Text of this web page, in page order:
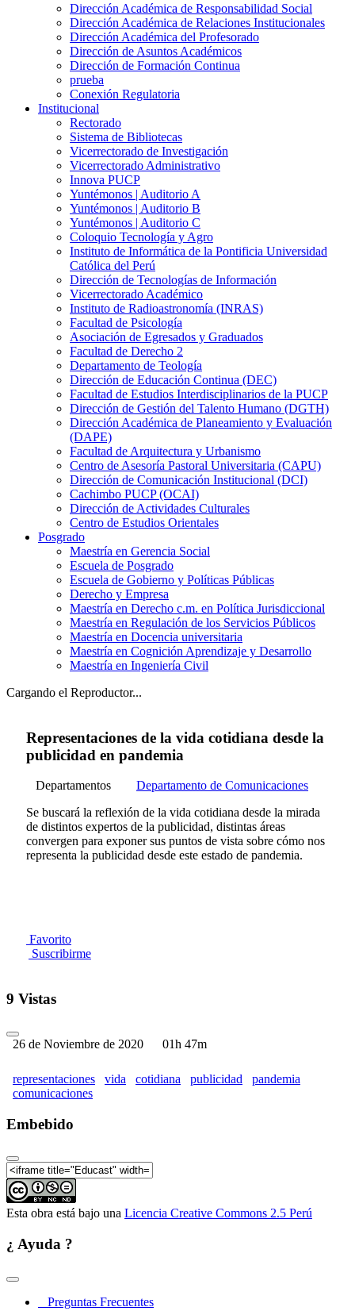
Dirección Académica de Responsabilidad Social
Dirección Académica de Relaciones Institucionales
Dirección Académica del Profesorado
Dirección de Asuntos Académicos
Dirección de Formación Continua
prueba
Conexión Regulatoria
Institucional
Rectorado
Sistema de Bibliotecas
Vicerrectorado de Investigación
Vicerrectorado Administrativo
Innova PUCP
Yuntémonos | Auditorio A
Yuntémonos | Auditorio B
Yuntémonos | Auditorio C
Coloquio Tecnología y Agro
Instituto de Informática de la Pontificia Universidad
Católica del Perú
Dirección de Tecnologías de Información
Vicerrectorado Académico
Instituto de Radioastronomía (INRAS)
Facultad de Psicología
Asociación de Egresados y Graduados
Facultad de Derecho 2
Departamento de Teología
Dirección de Educación Continua (DEC)
Facultad de Estudios Interdisciplinarios de la PUCP
Dirección de Gestión del Talento Humano (DGTH)
Dirección Académica de Planeamiento y Evaluación
(DAPE)
Facultad de Arquitectura y Urbanismo
Centro de Asesoría Pastoral Universitaria (CAPU)
Dirección de Comunicación Institucional (DCI)
Cachimbo PUCP (OCAI)
Dirección de Actividades Culturales
Centro de Estudios Orientales
Posgrado
Maestría en Gerencia Social
Escuela de Posgrado
Escuela de Gobierno y Políticas Públicas
Derecho y Empresa
Maestría en Derecho c.m. en Política Jurisdiccional
Maestría en Regulación de los Servicios Públicos
Maestría en Docencia universitaria
Maestría en Cognición Aprendizaje y Desarrollo
Maestría en Ingeniería Civil
Cargando el Reproductor...
Representaciones de la vida cotidiana desde la
publicidad en pandemia
Departamentos
Departamento de Comunicaciones
Se buscará la reflexión de la vida cotidiana desde la mirada
de distintos expertos de la publicidad, distintas áreas
convergen para exponer sus puntos de vista sobre cómo nos
representa la publicidad desde este estado de pandemia.
Favorito
Suscribirme
9 Vistas
26 de Noviembre de 2020 01h 47m
representaciones vida cotidiana publicidad
pandemia
comunicaciones
Embebido
Esta obra está bajo una Licencia Creative Commons 2.5 Perú
¿ Ayuda ?
Preguntas Frecuentes